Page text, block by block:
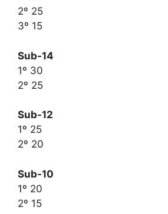
2º 25
3º 15
Sub-14
1º 30
2º 25
Sub-12
1º 25
2º 20
Sub-10
1º 20
2º 15